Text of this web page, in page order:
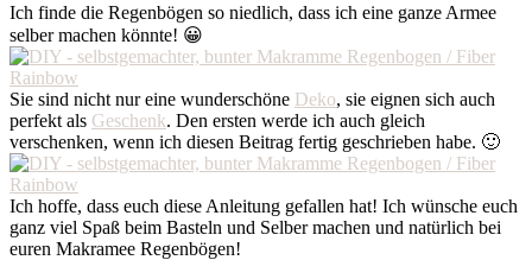
Ich finde die Regenbögen so niedlich, dass ich eine ganze Armee
selber machen könnte! 😀
Sie sind nicht nur eine wunderschöne Deko, sie eignen sich auch
perfekt als Geschenk. Den ersten werde ich auch gleich
verschenken, wenn ich diesen Beitrag fertig geschrieben habe. 🙂
Ich hoffe, dass euch diese Anleitung gefallen hat! Ich wünsche euch
ganz viel Spaß beim Basteln und Selber machen und natürlich bei
euren Makramee Regenbögen!